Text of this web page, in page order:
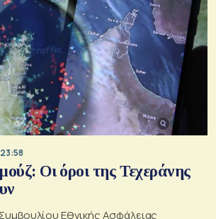
Οι όροι της Τεχεράνης
Εθνικής Ασφάλειας